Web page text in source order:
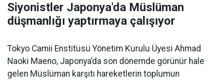
Siyonistler Japonya'da Müslüman
düşmanlığı yaptırmaya çalışıyor
Tokyo Camii Enstitüsü Yönetim Kurulu Üyesi Ahmad
Naoki Maeno, Japonya’da son dönemde görünür hale
gelen Müslüman karşıtı hareketlerin toplumun